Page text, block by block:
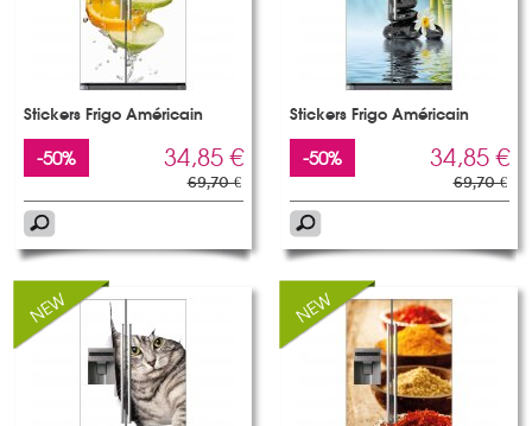
Stickers Frigo Américain
-50% 34,85 €
69,70 €
Stickers Frigo Américain
-50% 34,85 €
69,70 €